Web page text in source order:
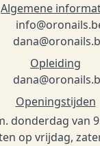
Algemene
Opleiding
Openingstijden
donderdag van
op vrijdag,